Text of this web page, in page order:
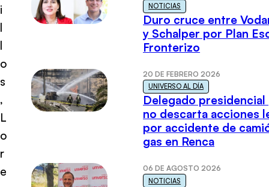
i
l
l
o
s
,
L
o
r
e
NOTICIAS
Duro cruce entre
y Schalper por Plan
Fronterizo
20 DE FEBRERO 2026
UNIVERSO AL DÍA
Delegado presidencial
no descarta acciones
por accidente de
gas en Renca
06 DE AGOSTO 2026
NOTICIAS